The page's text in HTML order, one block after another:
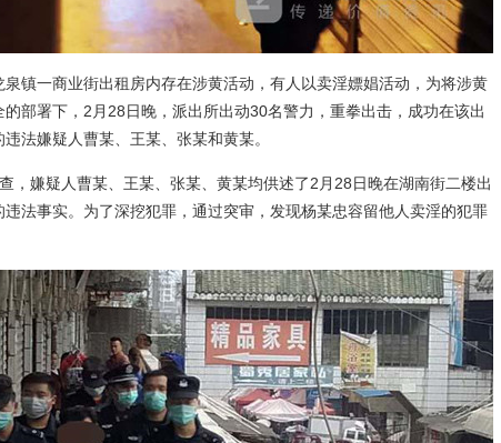
一商业街出租房内存在涉黄活动，有人以卖淫嫖娼活动，为将涉黄
的部署下，2月28日晚，派出所出动30名警力，重拳出击，成功在该出
法嫌疑人曹某、王某、张某和黄某。
嫌疑人曹某、王某、张某、黄某均供述了2月28日晚在湖南街二楼出
法事实。为了深挖犯罪，通过突审，发现杨某忠容留他人卖淫的犯罪